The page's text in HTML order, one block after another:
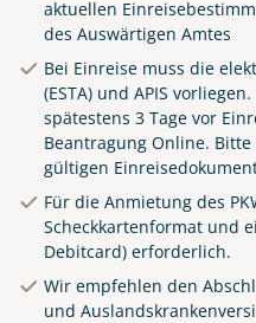
aktuellen
des Auswärtigen Amtes
Bei Einreise muss die
(ESTA) und APIS
spätestens 3 Tage vor
Beantragung Online. Bitte
gültigen
Für die Anmietung des
Scheckkartenformat und
Debitcard) erforderlich.
Wir empfehlen den
und